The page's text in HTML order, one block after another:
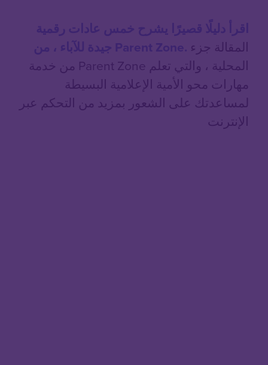
اقرأ دليلًا قصيرًا يشرح خمس عادات رقمية
جيدة للآباء ، من Parent Zone. المقالة جزء
من خدمة Parent Zone المحلية ، والتي تعلم
مهارات محو الأمية الإعلامية البسيطة
لمساعدتك على الشعور بمزيد من التحكم عبر
الإنترنت